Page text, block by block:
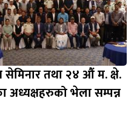
सेमिनार तथा २४ औं म. क्षे.
अध्यक्षहरुको भेला सम्पन्न